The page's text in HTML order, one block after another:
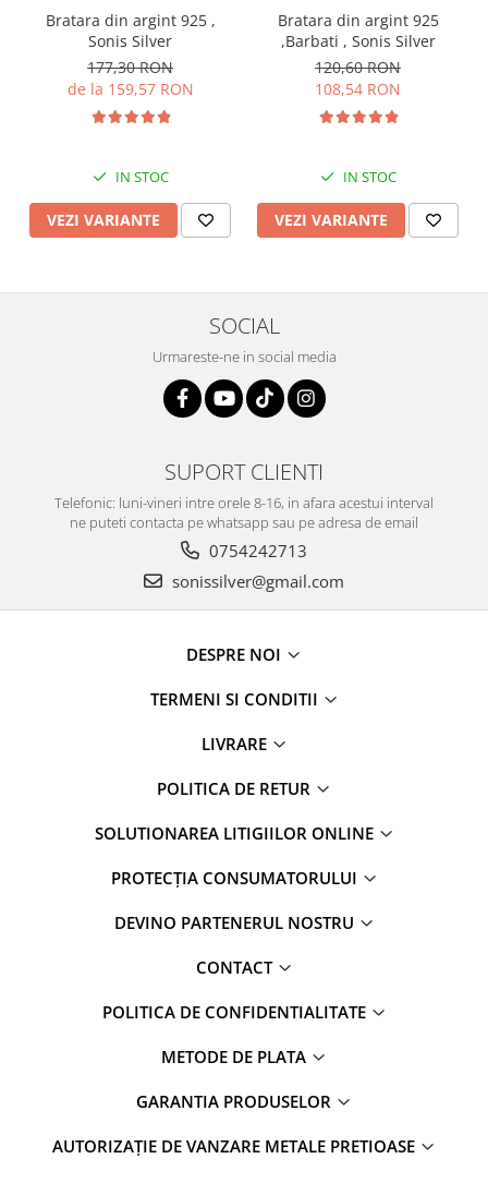
Bratara din argint 925 ,
Sonis Silver
177,30 RON
de la 159,57 RON
IN STOC
VEZI VARIANTE
Bratara din argint 925
,Barbati , Sonis Silver
120,60 RON
108,54 RON
IN STOC
VEZI VARIANTE
SOCIAL
Urmareste-ne in social media
SUPORT CLIENTI
Telefonic: luni-vineri intre orele 8-16, in afara acestui interval
ne puteti contacta pe whatsapp sau pe adresa de email
0754242713
sonissilver@gmail.com
DESPRE NOI
TERMENI SI CONDITII
LIVRARE
POLITICA DE RETUR
SOLUTIONAREA LITIGIILOR ONLINE
PROTECȚIA CONSUMATORULUI
DEVINO PARTENERUL NOSTRU
CONTACT
POLITICA DE CONFIDENTIALITATE
METODE DE PLATA
GARANTIA PRODUSELOR
AUTORIZAȚIE DE VANZARE METALE PRETIOASE